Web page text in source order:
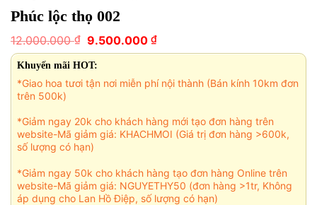
Phúc lộc thọ 002
12.000.000₫ Giá
gốc
là:
12.000.000 ₫.
9.500.000 ₫Giá
hiện
9.500.000 ₫.
Khuyến mãi HOT:
*Giao hoa tươi tận nơi miễn phí nội thành (Bán kính 10km đơn
trên 500k)
*Giảm ngay 20k cho khách hàng mới tạo đơn hàng trên
website-Mã giảm giá: KHACHMOI (Giá trị đơn hàng >600k,
số lượng có hạn)
*Giảm ngay 50k cho khách hàng tạo đơn hàng Online trên
website-Mã giảm giá: NGUYETHY50 (đơn hàng >1tr, Không
áp dụng cho Lan Hồ Điệp, số lượng có hạn)